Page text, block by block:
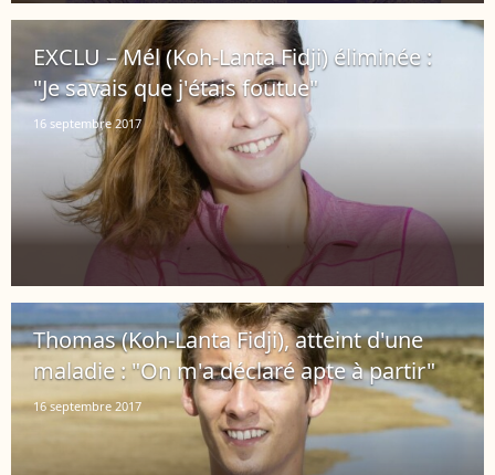
EXCLU – Mél (Koh-Lanta Fidji) éliminée :
"Je savais que j'étais foutue"
16 septembre 2017
Thomas (Koh-Lanta Fidji), atteint d'une
maladie : "On m'a déclaré apte à partir"
16 septembre 2017